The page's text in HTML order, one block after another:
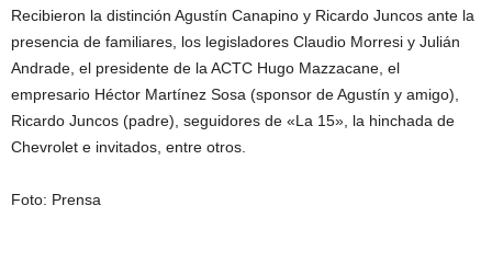
Recibieron la distinción Agustín Canapino y Ricardo Juncos ante la
presencia de familiares, los legisladores Claudio Morresi y Julián
Andrade, el presidente de la ACTC Hugo Mazzacane, el
empresario Héctor Martínez Sosa (sponsor de Agustín y amigo),
Ricardo Juncos (padre), seguidores de «La 15», la hinchada de
Chevrolet e invitados, entre otros.
Foto: Prensa